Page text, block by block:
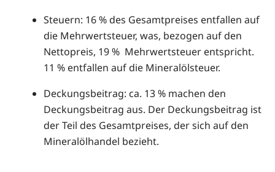
Steuern: 16 % des Gesamtpreises entfallen auf
die Mehrwertsteuer, was, bezogen auf den
Nettopreis, 19 % Mehrwertsteuer entspricht.
11 % entfallen auf die Mineralölsteuer.
Deckungsbeitrag: ca. 13 % machen den
Deckungsbeitrag aus. Der Deckungsbeitrag ist
der Teil des Gesamtpreises, der sich auf den
Mineralölhandel bezieht.